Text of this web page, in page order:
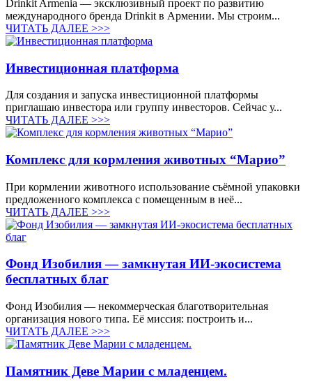
Drinkit Armenia — эксклюзивный проект по развитию
международного бренда Drinkit в Армении. Мы строим...
ЧИТАТЬ ДАЛЕЕ >>>
Инвестиционная платформа
Для создания и запуска инвестиционной платформы
приглашаю инвестора или группу инвесторов. Сейчас у...
ЧИТАТЬ ДАЛЕЕ >>>
Комплекс для кормления животных “Марио”
При кормлении животного использование съёмной упаковки
предложенного комплекса с помещенным в неё...
ЧИТАТЬ ДАЛЕЕ >>>
Фонд Изобилия — замкнутая ИИ-экосистема
бесплатных благ
Фонд Изобилия — некоммерческая благотворительная
организация нового типа. Её миссия: построить и...
ЧИТАТЬ ДАЛЕЕ >>>
Памятник Деве Марии с младенцем.